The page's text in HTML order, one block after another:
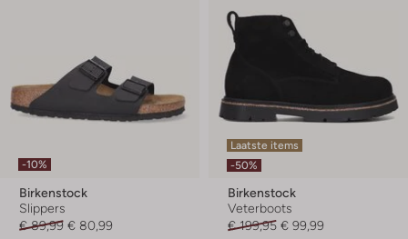
-10%
Birkenstock
Slippers
€ 89,99 € 80,99
Laatste items
-50%
Birkenstock
Veterboots
€ 199,95 € 99,99